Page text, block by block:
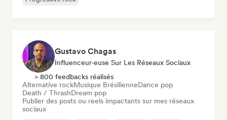
Gustavo Chagas
Influenceur·euse Sur Les Réseaux Sociaux
> 800 feedbacks réalisés
Alternative rockMusique BrésilienneDance pop
Death / ThrashDream pop
Publier des posts ou reels impactants sur mes réseaux
sociaux